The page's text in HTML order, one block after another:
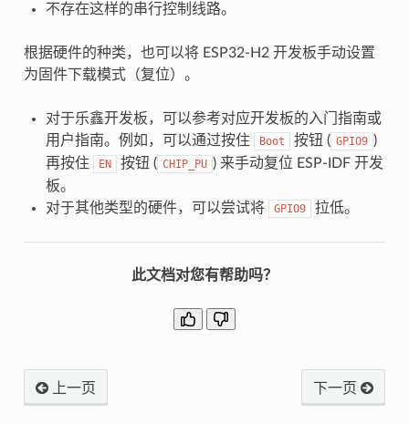
不存在这样的串行控制线路。
根据硬件的种类，也可以将 ESP32-H2 开发板手动设置
为固件下载模式（复位）。
对于乐鑫开发板，可以参考对应开发板的入门指南或
用户指南。例如，可以通过按住
Boot 按钮 ( GPIO9 )
再按住
EN 按钮 ( CHIP_PU ) 来手动复位 ESP-IDF 开发
板。
对于其他类型的硬件，可以尝试将
GPIO9 拉低。
此文档对您有帮助吗？
上一页 下一页